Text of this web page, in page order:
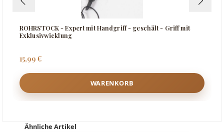
ROHRSTOCK - Expert mit Handgriff - geschält - Griff mit
Exklusivwicklung
Regulärer Preis:
15,99 €
WARENKORB
Produktgalerie überspringen
Ähnliche Artikel